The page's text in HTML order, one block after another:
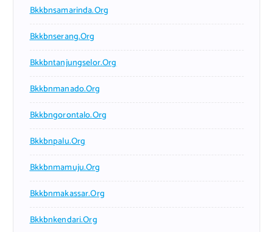
Bkkbnsamarinda.org
Bkkbnserang.org
Bkkbntanjungselor.org
Bkkbnmanado.org
Bkkbngorontalo.org
Bkkbnpalu.org
Bkkbnmamuju.org
Bkkbnmakassar.org
Bkkbnkendari.org